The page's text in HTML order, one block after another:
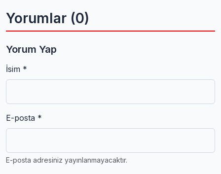
Yorumlar (0)
Yorum Yap
İsim *
E-posta *
E-posta adresiniz yayınlanmayacaktır.